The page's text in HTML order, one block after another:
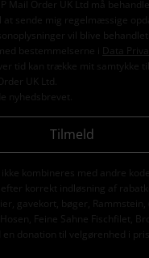
Mail Order UK Ltd må
sende mig regelmæssige
vil blive
bestemmelserne i
Data
tid kan trække mit samtykke
UK Ltd.
nyhedsbrevet.
Tilmeld
kombineres med andre
korrekt indløsning af
gavekort, bøger, Rammstein,
Feine Sahne Fischfilet,
en donation til velgørenhed i